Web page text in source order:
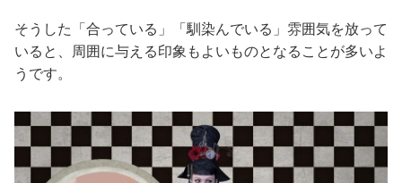
そうした「合っている」「馴染んでいる」雰囲気を放って
いると、周囲に与える印象もよいものとなることが多いよ
うです。